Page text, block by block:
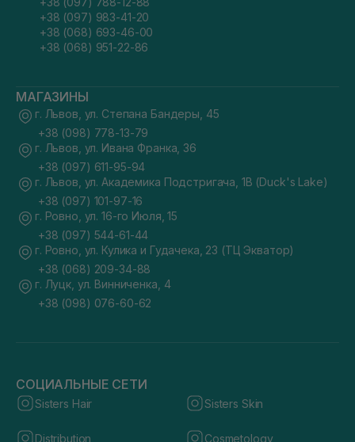
+38 (097) 983-41-20
+38 (068) 693-46-00
+38 (068) 951-22-86
МАГАЗИНЫ
г. Львов, ул. Степана Бандеры, 45
+38 (098) 778-13-79
г. Львов, ул. Ивана Франка, 36
+38 (097) 611-95-94
г. Львов, ул. Академика Подстригача, 1В (Duck's Lake)
+38 (097) 101-97-16
г. Ровно, ул. 16-го Июля, 15
+38 (097) 544-61-44
г. Ровно, ул. Кулика и Гудачека, 23 (ТЦ Экватор)
+38 (068) 209-34-88
г. Луцк, ул. Винниченка, 4
+38 (098) 076-60-62
СОЦИАЛЬНЫЕ СЕТИ
Sisters Hair Sisters Skin
Distribution Cosmetology